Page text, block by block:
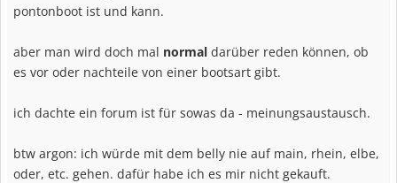
pontonboot ist und kann.
aber man wird doch mal normal darüber reden können, ob
es vor oder nachteile von einer bootsart gibt.
ich dachte ein forum ist für sowas da - meinungsaustausch.
btw argon: ich würde mit dem belly nie auf main, rhein, elbe,
oder, etc. gehen. dafür habe ich es mir nicht gekauft.